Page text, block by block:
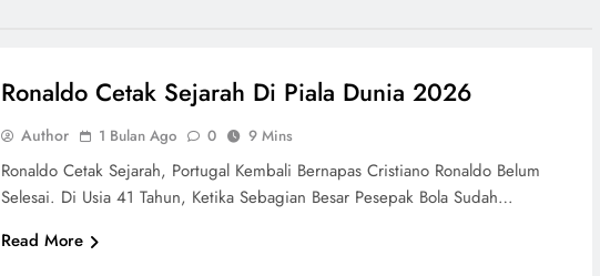
Ronaldo Cetak Sejarah Di Piala Dunia 2026
Author 1 Bulan Ago 0 9 Mins
Ronaldo Cetak Sejarah, Portugal Kembali Bernapas Cristiano Ronaldo Belum
Selesai. Di Usia 41 Tahun, Ketika Sebagian Besar Pesepak Bola Sudah…
Read More